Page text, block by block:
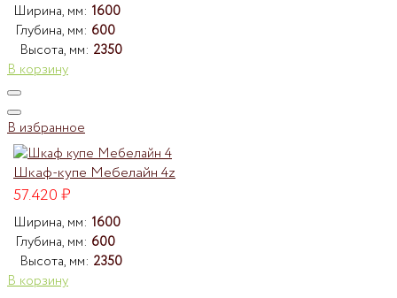
Ширина, мм: 1600
Глубина, мм: 600
Высота, мм: 2350
В корзину
В избранное
Шкаф-купе Мебелайн 4z
57.420₽
Ширина, мм: 1600
Глубина, мм: 600
Высота, мм: 2350
В корзину